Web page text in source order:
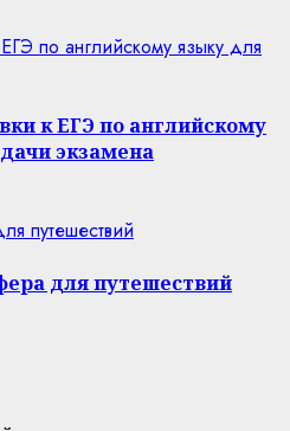
по английскому языку для
к ЕГЭ по английскому
экзамена
путешествий
для путешествий